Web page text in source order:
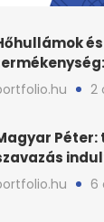
2
Péter:
6